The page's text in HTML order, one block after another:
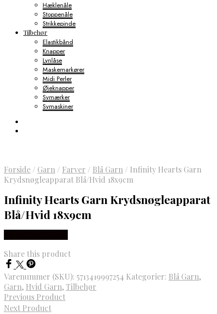
Hæklenåle
Stoppenåle
Strikkepinde
Tilbehør
Elastikbånd
Knapper
Lynlåse
Maskemarkører
Midi Perler
Øjeknapper
Symærker
Symaskiner
Forside / Garn / Farver / Blå Garn / Infinity Hearts Garn
Krydsnøgleapparat Blå/Hvid 18x9cm
Infinity Hearts Garn Krydsnøgleapparat
Blå/Hvid 18x9cm
Share this product
Varenummer (SKU): 5713419997254 Kategorier: Blå Garn,
Garn, Hvid Garn,Tilbehør
Previous Product
Next Product